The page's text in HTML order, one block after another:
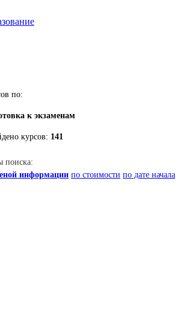
по:
к экзаменам
курсов: 141
поиска:
информации по стоимости по дате начала